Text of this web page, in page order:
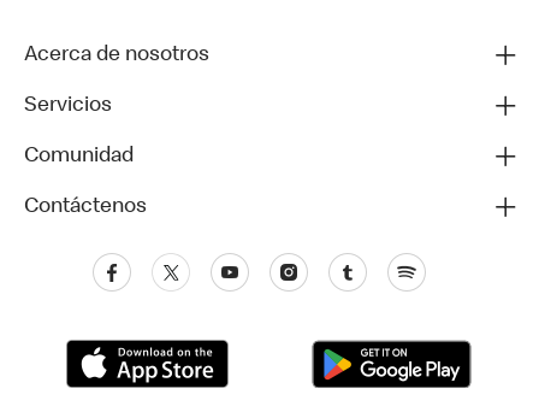
Acerca de nosotros
Servicios
Comunidad
Contáctenos